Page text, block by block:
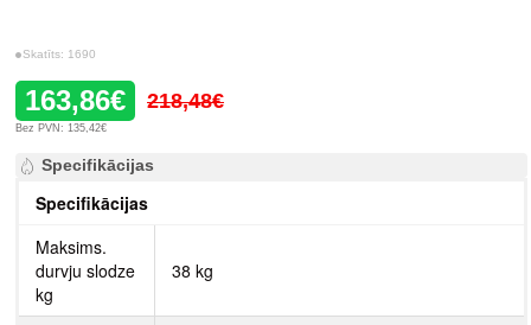
Skatīts: 1690
163,86€ 218,48€
Bez PVN: 135,42€
Specifikācijas
Specifikācijas
Maksims.
durvju slodze
kg
38 kg